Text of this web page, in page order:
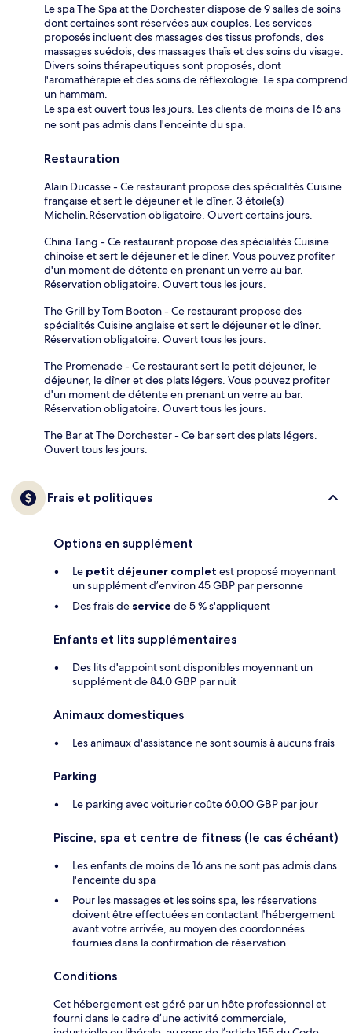
Le spa The Spa at the Dorchester dispose de 9 salles de soins
dont certaines sont réservées aux couples. Les services
proposés incluent des massages des tissus profonds, des
massages suédois, des massages thaïs et des soins du visage.
Divers soins thérapeutiques sont proposés, dont
l'aromathérapie et des soins de réflexologie. Le spa comprend
un hammam.
Le spa est ouvert tous les jours. Les clients de moins de 16 ans
ne sont pas admis dans l'enceinte du spa.
Restauration
Alain Ducasse - Ce restaurant propose des spécialités Cuisine
française et sert le déjeuner et le dîner. 3 étoile(s)
Michelin.Réservation obligatoire. Ouvert certains jours.
China Tang - Ce restaurant propose des spécialités Cuisine
chinoise et sert le déjeuner et le dîner. Vous pouvez profiter
d'un moment de détente en prenant un verre au bar.
Réservation obligatoire. Ouvert tous les jours.
The Grill by Tom Booton - Ce restaurant propose des
spécialités Cuisine anglaise et sert le déjeuner et le dîner.
Réservation obligatoire. Ouvert tous les jours.
The Promenade - Ce restaurant sert le petit déjeuner, le
déjeuner, le dîner et des plats légers. Vous pouvez profiter
d'un moment de détente en prenant un verre au bar.
Réservation obligatoire. Ouvert tous les jours.
The Bar at The Dorchester - Ce bar sert des plats légers.
Ouvert tous les jours.
Frais et politiques
Options en supplément
Le petit déjeuner complet est proposé moyennant
un supplément d’environ 45 GBP par personne
Des frais de service de 5 % s'appliquent
Enfants et lits supplémentaires
Des lits d'appoint sont disponibles moyennant un
supplément de 84.0 GBP par nuit
Animaux domestiques
Les animaux d'assistance ne sont soumis à aucuns frais
Parking
Le parking avec voiturier coûte 60.00 GBP par jour
Piscine, spa et centre de fitness (le cas échéant)
Les enfants de moins de 16 ans ne sont pas admis dans
l'enceinte du spa
Pour les massages et les soins spa, les réservations
doivent être effectuées en contactant l'hébergement
avant votre arrivée, au moyen des coordonnées
fournies dans la confirmation de réservation
Conditions
Cet hébergement est géré par un hôte professionnel et
fourni dans le cadre d’une activité commerciale,